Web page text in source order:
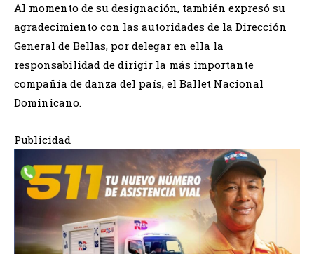
Al momento de su designación, también expresó su
agradecimiento con las autoridades de la Dirección
General de Bellas, por delegar en ella la
responsabilidad de dirigir la más importante
compañía de danza del país, el Ballet Nacional
Dominicano.
Publicidad